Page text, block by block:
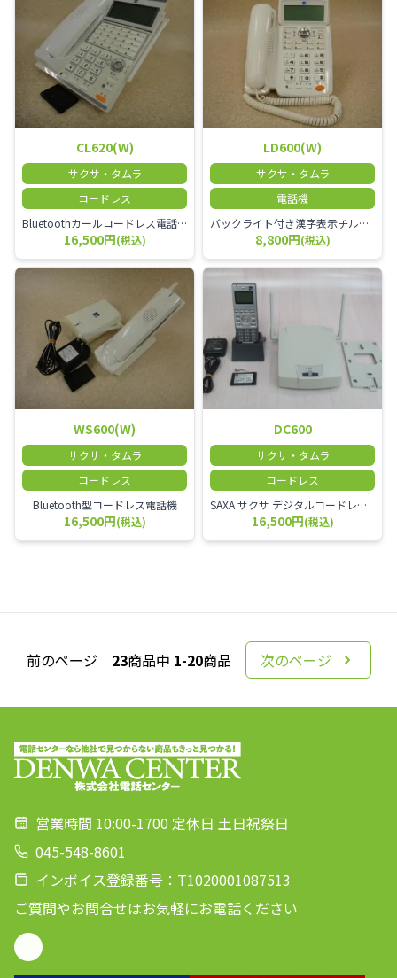
CL620(W)
サクサ・タムラ
コードレス
Bluetoothカールコードレス電話機(8ボタンバックライト付き漢字表示子機、漢字表示チルトディスプレイ30ボタン親機、電池ハ゜ックのセット、最大Std:4台、Pro8台)
16,500円(税込)
LD600(W)
サクサ・タムラ
電話機
バックライト付き漢字表示チルトディスプレイ
8,800円(税込)
WS600(W)
サクサ・タムラ
コードレス
Bluetooth型コードレス電話機
16,500円(税込)
DC600
サクサ・タムラ
コードレス
SAXA サクサ デジタルコードレス電話機 子機（DC600 PS）+接続装置（DC600 CS）+充電器+電池パックのセット
16,500円(税込)
前のページ 23商品中 1-20商品 次のページ
営業時間 10:00-1700 定休日 土日祝祭日
045-548-8601
インボイス登録番号：T1020001087513
ご質問やお問合せはお気軽にお電話ください